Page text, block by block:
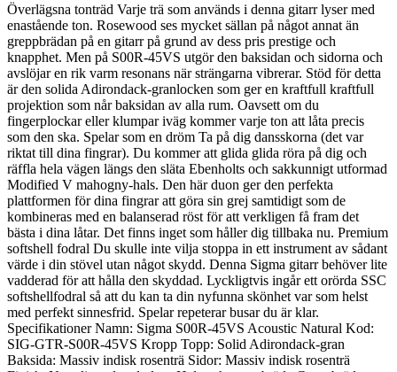
Överlägsna tonträd Varje trä som används i denna gitarr lyser med
enastående ton. Rosewood ses mycket sällan på något annat än
greppbrädan på en gitarr på grund av dess pris prestige och
knapphet. Men på S00R-45VS utgör den baksidan och sidorna och
avslöjar en rik varm resonans när strängarna vibrerar. Stöd för detta
är den solida Adirondack-granlocken som ger en kraftfull kraftfull
projektion som når baksidan av alla rum. Oavsett om du
fingerplockar eller klumpar iväg kommer varje ton att låta precis
som den ska. Spelar som en dröm Ta på dig dansskorna (det var
riktat till dina fingrar). Du kommer att glida glida röra på dig och
räffla hela vägen längs den släta Ebenholts och sakkunnigt utformad
Modified V mahogny-hals. Den här duon ger den perfekta
plattformen för dina fingrar att göra sin grej samtidigt som de
kombineras med en balanserad röst för att verkligen få fram det
bästa i dina låtar. Det finns inget som håller dig tillbaka nu. Premium
softshell fodral Du skulle inte vilja stoppa in ett instrument av sådant
värde i din stövel utan något skydd. Denna Sigma gitarr behöver lite
vadderad för att hålla den skyddad. Lyckligtvis ingår ett orörda SSC
softshellfodral så att du kan ta din nyfunna skönhet var som helst
med perfekt sinnesfrid. Spelar repeterar busar du är klar.
Specifikationer Namn: Sigma S00R-45VS Acoustic Natural Kod:
SIG-GTR-S00R-45VS Kropp Topp: Solid Adirondack-gran
Baksida: Massiv indisk rosenträ Sidor: Massiv indisk rosenträ